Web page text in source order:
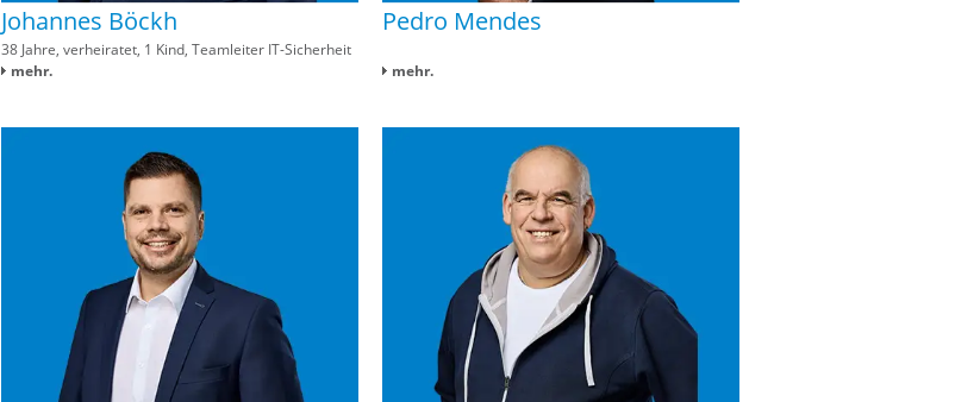
Johannes Böckh
38 Jahre, verheiratet, 1 Kind, Teamleiter IT-Sicherheit
mehr.
Pedro Mendes
mehr.